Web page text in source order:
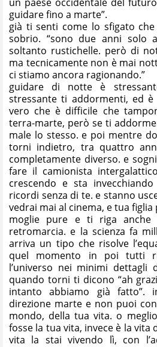
guidare fino a marte”.
già ti senti come lo sfigato
sobrio. “sono due anni solo
soltanto rustichelle. però di
ma tecnicamente non è mai
ci stiamo ancora ragionando.”
guidare di notte è
stressante ti addormenti, ed
vero che è difficile che
terra-marte, però se ti
male lo stesso. e poi mentre
torni indietro, tra quattro
completamente diverso. e
fare il camionista
crescendo e sta
ricordi senza di te. e stanno
vedrai mai al cinema, e tua
moglie pure e ti riga anche
retromarcia. e la scienza fa
arriva un tipo che risolve
quel momento in poi tutti
l’universo nei minimi dettagli
quando torni ti dicono “ah
intanto abbiamo già
direzione marte e non puoi
mondo, della tua vita. o
fosse la tua vita, invece è la vita
vita la stai vivendo lì, con